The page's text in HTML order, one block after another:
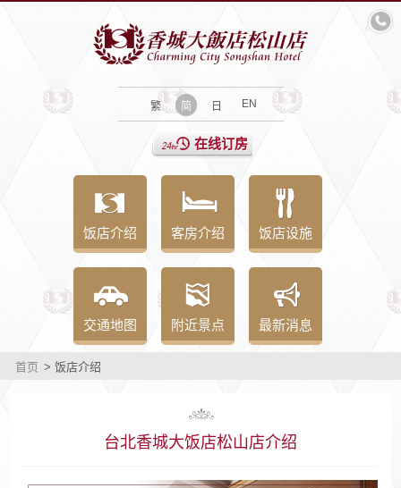
繁 简 日 EN
在线订房
饭店介绍 客房介绍 饭店设施
交通地图 附近景点 最新消息
首页 > 饭店介绍
台北香城大饭店松山店介绍